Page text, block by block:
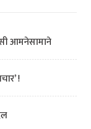
आमनेसामाने
!